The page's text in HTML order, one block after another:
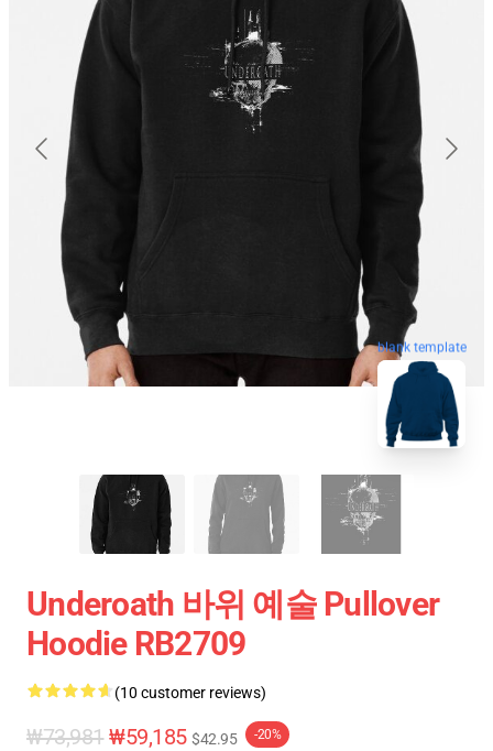
blank template
Underoath 바위 예술 Pullover
Hoodie RB2709
(10 customer reviews)
₩73,981 ₩59,185 $42.95 -20%